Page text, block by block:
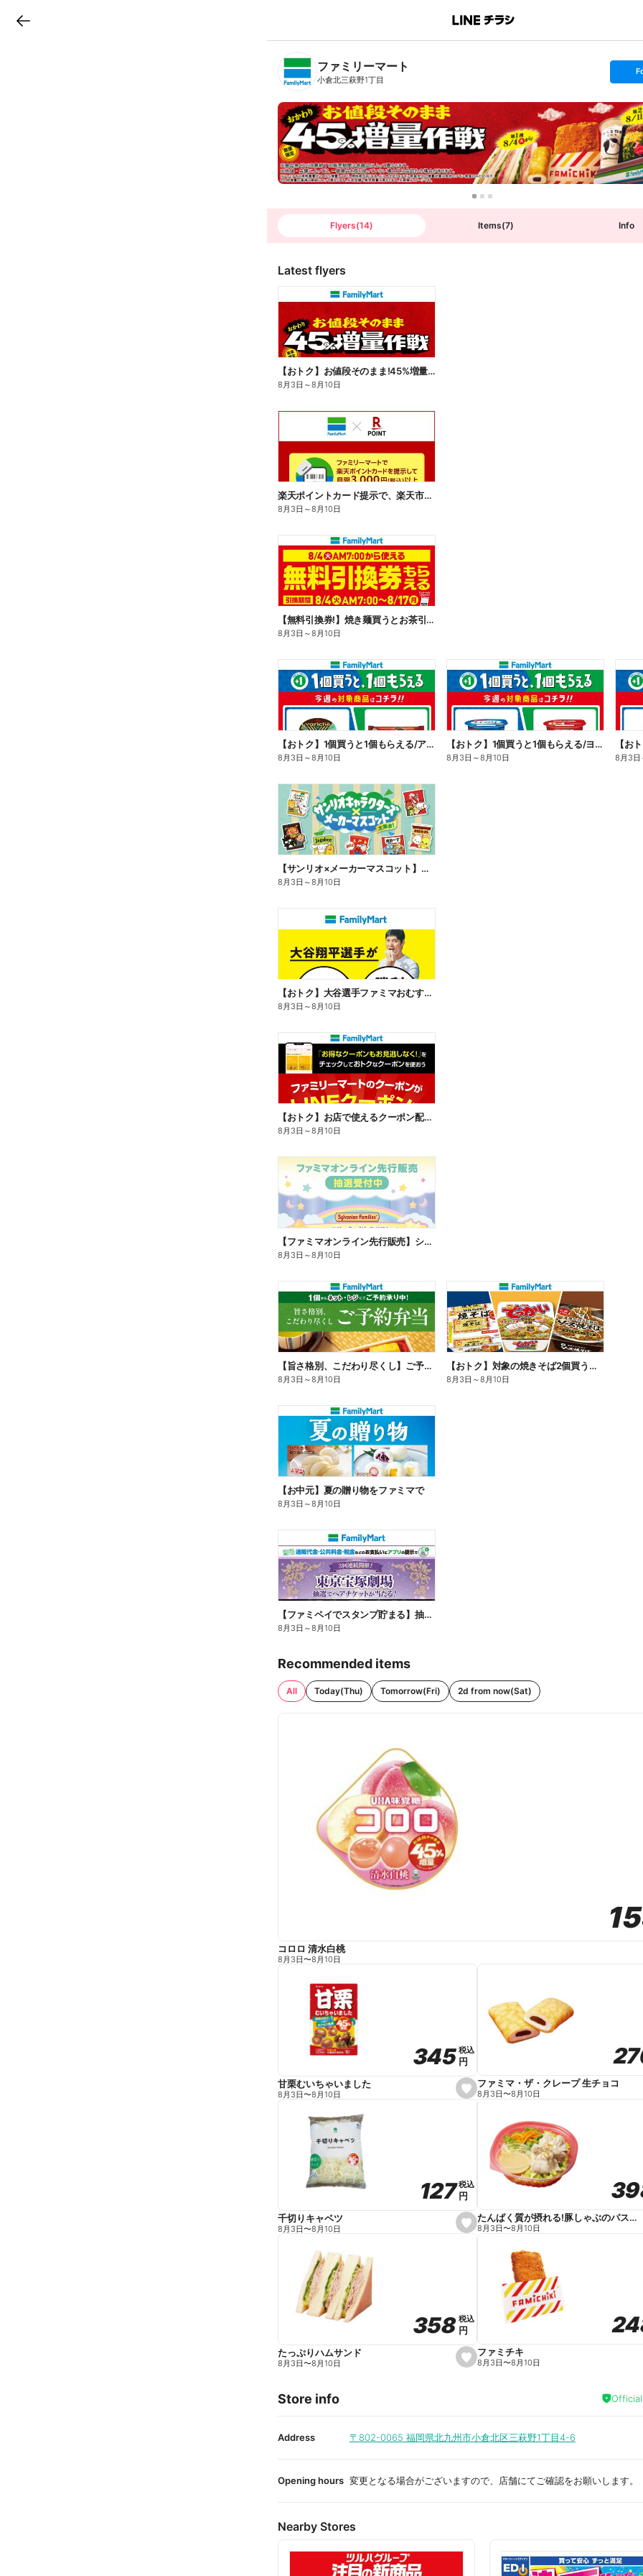
B
n
T
ファミリーマート
小倉北三萩野1丁目
s
t
o
l
l
o
w
Flyers(14) Items(7) Info
Latest flyers
【おトク】お値段そのまま!45%増量作戦!
8月3日 ～8月10日
楽天ポイントカード提示で、楽天市場でのお買い物がおトクに!
8月3日 ～8月10日
【無料引換券!】焼き麺買うとお茶引換券貰える!
8月3日 ～8月10日
【おトク】1個買うと1個もらえる/アイス
8月3日 ～8月10日
【おトク】1個買うと1個もらえる/ヨーグルト
8月3日 ～8月10日
【お
8月3日
【サンリオ×メーカーマスコット】オリジナルグッズ貰える!
8月3日 ～8月10日
【おトク】大谷選手ファミマおむすび割
8月3日 ～8月10日
【おトク】お店で使えるクーポン配信中
8月3日 ～8月10日
【ファミマオンライン先行販売】シルバニアファミリー
8月3日 ～8月10日
【旨さ格別、こだわり尽くし】ご予約弁当
8月3日 ～8月10日
【おトク】対象の焼きそば2個買うと100円引き!
8月3日 ～8月10日
【お中元】夏の贈り物をファミマで
8月3日 ～8月10日
【ファミペイでスタンプ貯まる】抽選でペアチケットが当たる!
8月3日 ～8月10日
Recommended items
All Today(Thu) Tomorrow(Fri) 2d from now(Sat)
コロロ 清水白桃
8月3日〜8月10日
s
e
e
345
345税込
税込
円
円
甘栗むいちゃいました
8月3日〜8月10日
ファミマ・ザ・クレープ 生チョコ
8月3日〜8月10日
s
e
e
127
127税込
税込
円
円
千切りキャベツ
8月3日〜8月10日
たんぱく質が摂れる!豚しゃぶのパスタサラダ
8月3日〜8月10日
s
e
i
t
358
358税込
税込
円
円
たっぷりハムサンド
8月3日〜8月10日
ファミチキ
8月3日〜8月10日
Store info
Address 〒802-0065 福岡県北九州市小倉北区三萩野1丁目4-6
Opening hours 変更となる場合がございますので、店舗にてご確認をお願いします。
Nearby Stores